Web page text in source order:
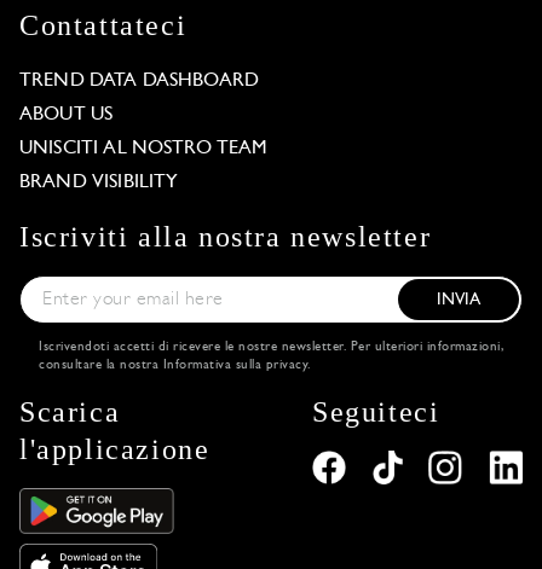
Contattateci
TREND DATA DASHBOARD
ABOUT US
UNISCITI AL NOSTRO TEAM
BRAND VISIBILITY
Iscriviti alla nostra newsletter
INVIA
Iscrivendoti accetti di ricevere le nostre newsletter. Per ulteriori informazioni,
consultare la nostra
Informativa sulla privacy.
Scarica
l'applicazione
Seguiteci